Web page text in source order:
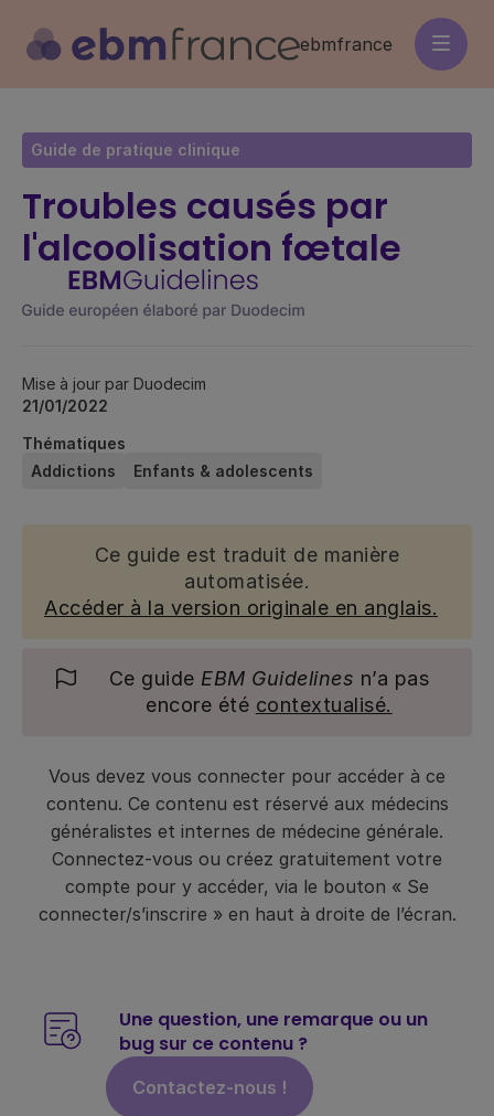
contenu
principal
ebmfrance
Guide de pratique clinique
Troubles causés par
l'alcoolisation fœtale
Mise à jour par Duodecim
21/01/2022
Thématiques
Addictions
Enfants & adolescents
Ce guide est traduit de manière
automatisée.
Accéder à la version originale en anglais.
Ce guide EBM Guidelines n’a pas
encore été contextualisé.
Vous devez vous connecter pour accéder à ce
contenu. Ce contenu est réservé aux médecins
généralistes et internes de médecine générale.
Connectez-vous ou créez gratuitement votre
compte pour y accéder, via le bouton « Se
connecter/s’inscrire » en haut à droite de l’écran.
Une question, une remarque ou un
bug sur ce contenu ?
Contactez-nous !